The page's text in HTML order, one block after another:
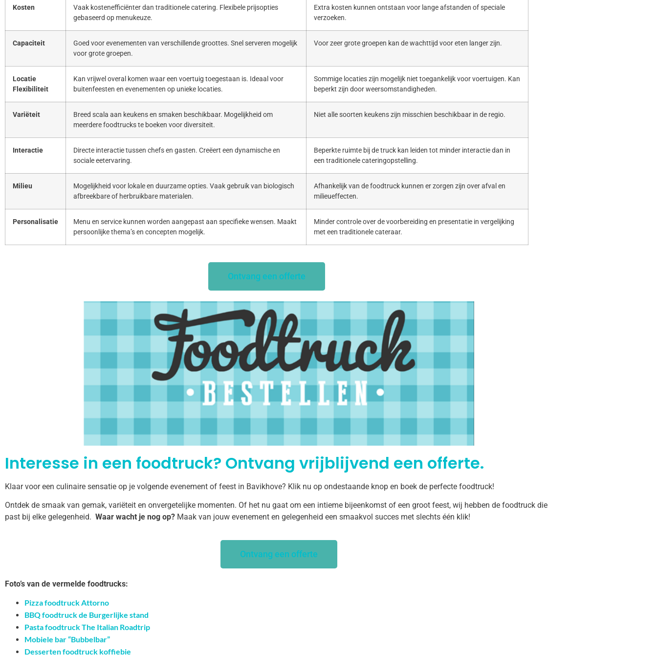
Kosten
Vaak kostenefficiënter dan traditionele catering. Flexibele prijsopties
gebaseerd op menukeuze.
Extra kosten kunnen ontstaan voor lange afstanden of speciale
verzoeken.
Capaciteit
Goed voor evenementen van verschillende groottes. Snel serveren mogelijk
voor grote groepen.
Voor zeer grote groepen kan de wachttijd voor eten langer zijn.
Locatie
Flexibiliteit
Kan vrijwel overal komen waar een voertuig toegestaan is. Ideaal voor
buitenfeesten en evenementen op unieke locaties.
Sommige locaties zijn mogelijk niet toegankelijk voor voertuigen. Kan
beperkt zijn door weersomstandigheden.
Variëteit
Breed scala aan keukens en smaken beschikbaar. Mogelijkheid om
meerdere foodtrucks te boeken voor diversiteit.
Niet alle soorten keukens zijn misschien beschikbaar in de regio.
Interactie
Directe interactie tussen chefs en gasten. Creëert een dynamische en
sociale eetervaring.
Beperkte ruimte bij de truck kan leiden tot minder interactie dan in
een traditionele cateringopstelling.
Milieu
Mogelijkheid voor lokale en duurzame opties. Vaak gebruik van biologisch
afbreekbare of herbruikbare materialen.
Afhankelijk van de foodtruck kunnen er zorgen zijn over afval en
milieueffecten.
Personalisatie
Menu en service kunnen worden aangepast aan specifieke wensen. Maakt
persoonlijke thema’s en concepten mogelijk.
Minder controle over de voorbereiding en presentatie in vergelijking
met een traditionele cateraar.
Ontvang een offerte
Interesse in een foodtruck? Ontvang vrijblijvend een offerte.
Klaar voor een culinaire sensatie op je volgende evenement of feest in Bavikhove? Klik nu op ondestaande knop en boek de perfecte foodtruck!
Ontdek de smaak van gemak, variëteit en onvergetelijke momenten. Of het nu gaat om een intieme bijeenkomst of een groot feest, wij hebben de foodtruck die
past bij elke gelegenheid. Waar wacht je nog op? Maak van jouw evenement en gelegenheid een smaakvol succes met slechts één klik!
Ontvang een offerte
Foto’s van de vermelde foodtrucks:
Pizza foodtruck Attorno
BBQ foodtruck de Burgerlijke stand
Pasta foodtruck The Italian Roadtrip
Mobiele bar “Bubbelbar”
Desserten foodtruck koffiebie